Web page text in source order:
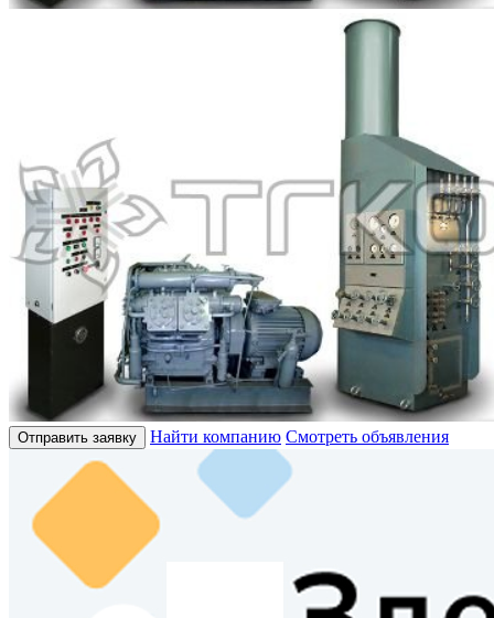
Отправить заявку Найти компанию Смотреть объявления